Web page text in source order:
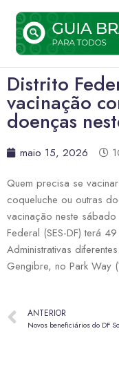
Distrito
vacinação
doenças
maio 15, 2026
Quem precisa se
coqueluche ou outras
vacinação neste
Federal (SES-DF) terá
Administrativas
Gengibre, no Park Way
ANTERIOR